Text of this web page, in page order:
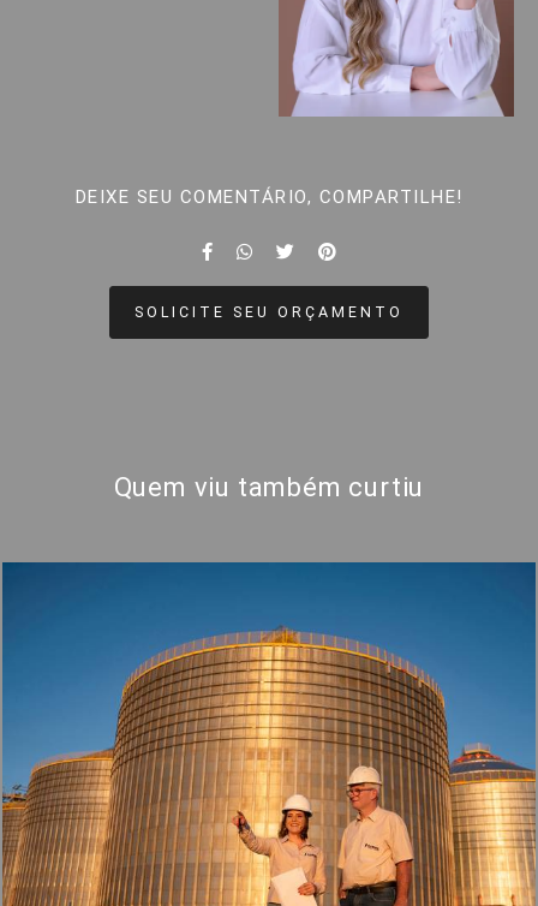
DEIXE SEU COMENTÁRIO, COMPARTILHE!
SOLICITE SEU ORÇAMENTO
Quem viu também curtiu
1210 0